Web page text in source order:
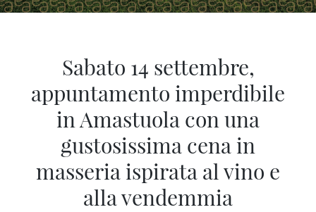
Sabato 14 settembre,
appuntamento imperdibile
in Amastuola con una
gustosissima cena in
masseria ispirata al vino e
alla vendemmia